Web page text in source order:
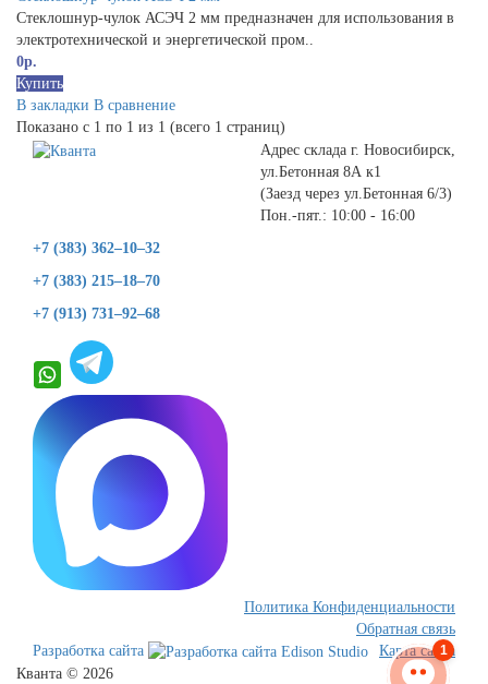
Стеклошнур-чулок АСЭЧ 2 мм предназначен для использования в
электротехнической и энергетической пром..
0р.
Купить
В закладки В сравнение
Показано с 1 по 1 из 1 (всего 1 страниц)
Адрес склада г. Новосибирск,
ул.Бетонная 8А к1
(Заезд через ул.Бетонная 6/3)
Пон.-пят.: 10:00 - 16:00
+7 (383) 362–10–32
+7 (383) 215–18–70
+7 (913) 731–92–68
Политика Конфиденциальности
Обратная связь
Карта сайта
Разработка сайта
Кванта © 2026
1